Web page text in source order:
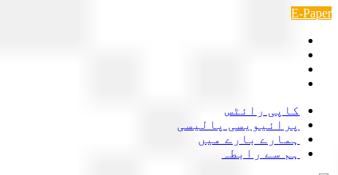
Skip
content
E-Paper
کاپی رائٹس
پرائیویسی پالیسی
ہمارے بارے میں
ہم سے رابطہ